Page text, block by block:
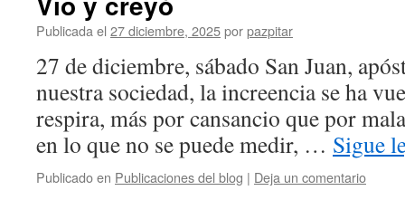
Publicada el 27 diciembre, 2025porpazpitar
27 de diciembre, sábado San Juan,
nuestra sociedad, la increencia se ha
respira, más por cansancio que por
en lo que no se puede medir, … Sigue
Publicado en Publicaciones del blog | Deja un comentario